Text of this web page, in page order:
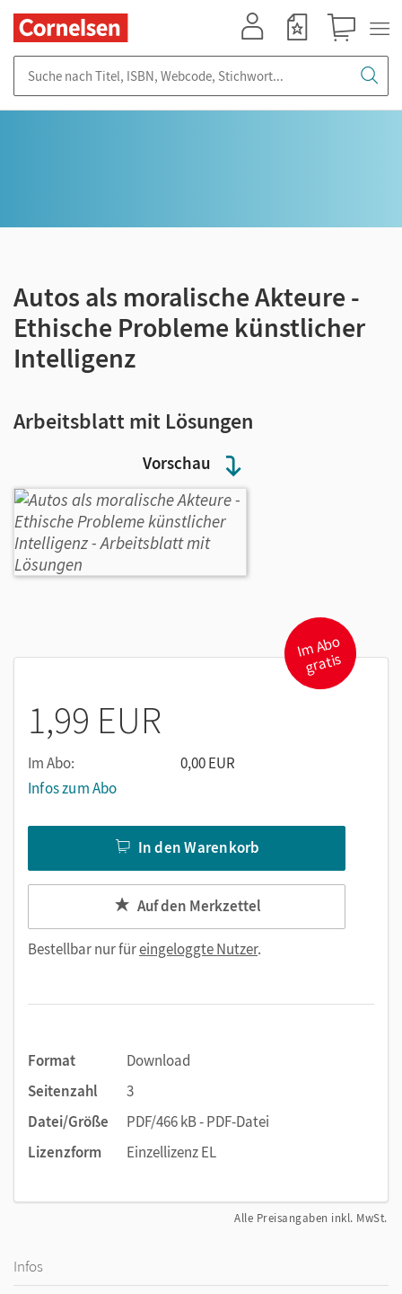
Vorschau
Autos als moralische Akteure -
Ethische Probleme künstlicher
Intelligenz
Arbeitsblatt mit Lösungen
I
m
A
b
o
gr
atis
1,99 EUR
Im Abo:
0,00 EUR
Infos zum Abo
In den Warenkorb
Auf den Merkzettel
Bestellbar nur füreingeloggte Nutzer.
Format
Download
Seitenzahl
3
Datei/Größe
PDF/466 kB - PDF-Datei
Lizenzform
Einzellizenz EL
Alle Preisangaben inkl. MwSt.
Infos